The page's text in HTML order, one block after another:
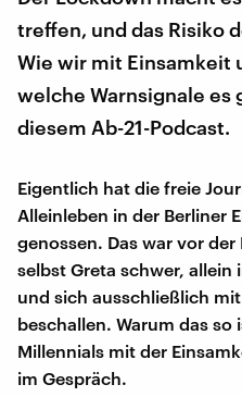
treffen, und das Risiko
Wie wir mit Einsamkeit
welche Warnsignale es
diesem Ab-21-Podcast.
Eigentlich hat die freie
Alleinleben in der Berliner
genossen. Das war vor
selbst Greta schwer, allein
und sich ausschließlich
beschallen. Warum das
Millennials mit der
im Gespräch.